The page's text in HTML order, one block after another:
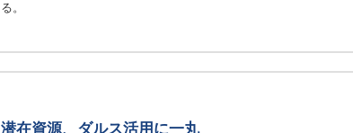
る。
潜在資源、ダルス活用に一丸